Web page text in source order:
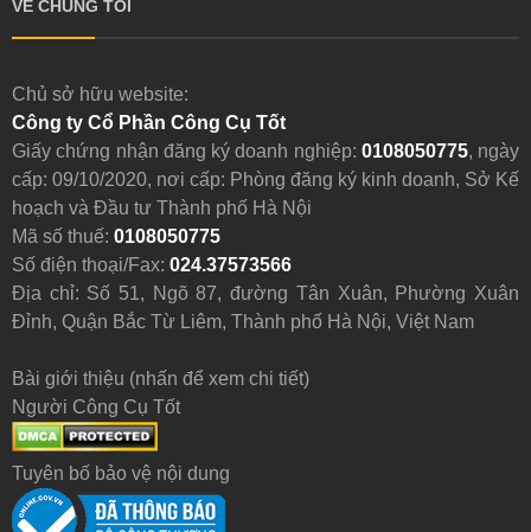
VỀ CHÚNG TÔI
Chủ sở hữu website:
Công ty Cổ Phần Công Cụ Tốt
Giấy chứng nhận đăng ký doanh nghiệp: 0108050775, ngày
cấp: 09/10/2020, nơi cấp: Phòng đăng ký kinh doanh, Sở Kế
hoạch và Đầu tư Thành phố Hà Nội
Mã số thuế: 0108050775
Số điện thoại/Fax: 024.37573566
Địa chỉ: Số 51, Ngõ 87, đường Tân Xuân, Phường Xuân
Đỉnh, Quận Bắc Từ Liêm, Thành phố Hà Nội, Việt Nam
Bài giới thiệu (nhấn để xem chi tiết)
Người Công Cụ Tốt
Tuyên bố bảo vệ nội dung